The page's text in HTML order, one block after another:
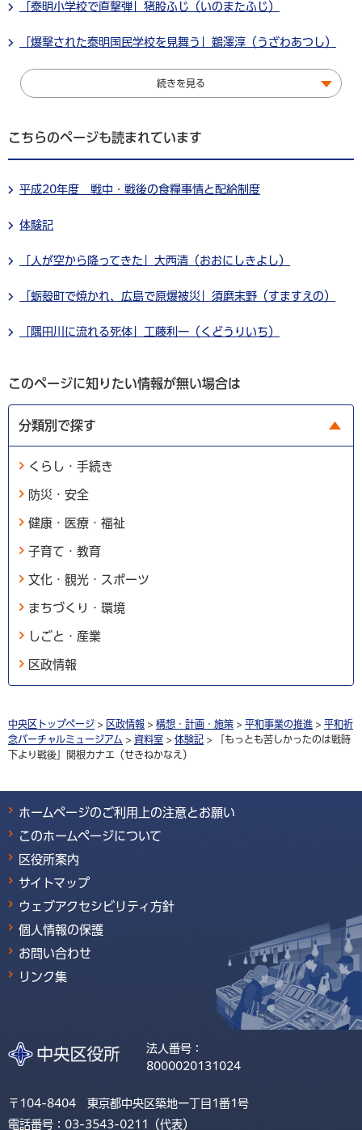
「泰明小学校で直撃弾」猪股ふじ（いのまたふじ）
「爆撃された泰明国民学校を見舞う」鵜澤淳（うざわあつし）
続きを見る
こちらのページも読まれています
平成20年度 戦中・戦後の食糧事情と配給制度
体験記
「人が空から降ってきた」大西清（おおにしきよし）
「蛎殻町で焼かれ、広島で原爆被災」須磨末野（すますえの）
「隅田川に流れる死体」工藤利一（くどうりいち）
このページに知りたい情報が無い場合は
分類別で探す
くらし・手続き
防災・安全
健康・医療・福祉
子育て・教育
文化・観光・スポーツ
まちづくり・環境
しごと・産業
区政情報
中央区トップページ > 区政情報 > 構想・計画・施策 > 平和事業の推進 > 平和祈
念バーチャルミュージアム > 資料室 > 体験記 > 「もっとも苦しかったのは戦時
下より戦後」関根カナエ（せきねかなえ）
ホームページのご利用上の注意とお願い
このホームページについて
区役所案内
サイトマップ
ウェブアクセシビリティ方針
個人情報の保護
お問い合わせ
リンク集
法人番号：
8000020131024
〒104-8404 東京都中央区築地一丁目1番1号
電話番号：03-3543-0211（代表）